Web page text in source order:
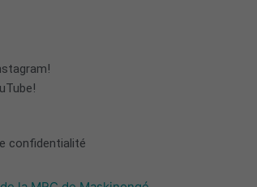
confidentialité